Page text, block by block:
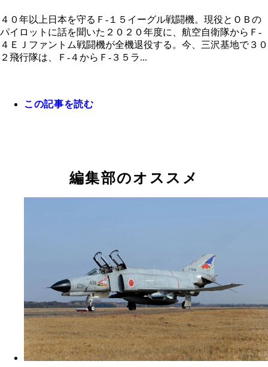
４０年以上日本を守るＦ‐１５イーグル戦闘機。現役とＯＢの
パイロットに話を聞いた２０２０年度に、航空自衛隊からＦ-
４ＥＪファントム戦闘機が全機退役する。今、三沢基地で３０
２飛行隊は、Ｆ-４からＦ‐３５ラ...
この記事を読む
編集部のオススメ